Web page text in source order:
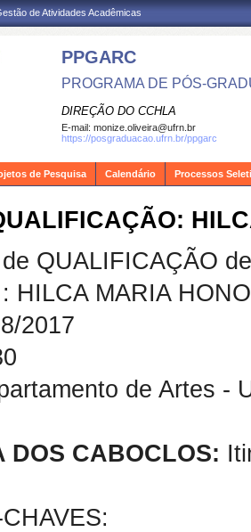
de Atividades Acadêmicas
PPGARC
PROGRAMA DE PÓS-
DIREÇÃO DO CCHLA
E-mail: monize.oliveira@ufrn.br
https://posgraduacao.ufrn.br/ppgarc
de Pesquisa Calendário Processos
QUALIFICAÇÃO
HILCA MARIA
2017
de Artes -
DOS CABOCLOS: